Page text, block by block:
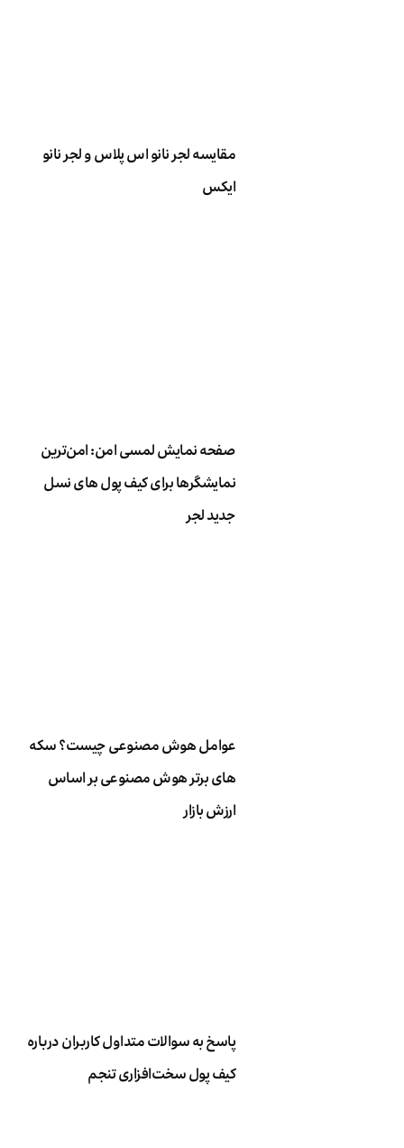
مقایسه لجر نانو اس پلاس و لجر نانو
ایکس
صفحه نمایش لمسی امن: امن‌ترین
نمایشگرها برای کیف پول های نسل
جدید لجر
عوامل هوش مصنوعی چیست؟ سکه
های برتر هوش مصنوعی بر اساس
ارزش بازار
پاسخ به سوالات متداول کاربران درباره
کیف پول سخت‌افزاری تنجم